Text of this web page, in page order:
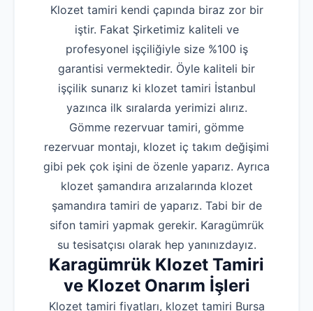
Klozet tamiri kendi çapında biraz zor bir
iştir. Fakat Şirketimiz kaliteli ve
profesyonel işçiliğiyle size %100 iş
garantisi vermektedir. Öyle kaliteli bir
işçilik sunarız ki klozet tamiri İstanbul
yazınca ilk sıralarda yerimizi alırız.
Gömme rezervuar tamiri, gömme
rezervuar montajı, klozet iç takım değişimi
gibi pek çok işini de özenle yaparız. Ayrıca
klozet şamandıra arızalarında klozet
şamandıra tamiri de yaparız. Tabi bir de
sifon tamiri yapmak gerekir. Karagümrük
su tesisatçısı olarak hep yanınızdayız.
Karagümrük Klozet Tamiri
ve Klozet Onarım İşleri
Klozet tamiri fiyatları, klozet tamiri Bursa